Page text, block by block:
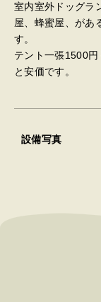
室内室外ドッグラ
屋、蜂蜜屋、があ
す。
テント一張1500
と安価です。
設備写真